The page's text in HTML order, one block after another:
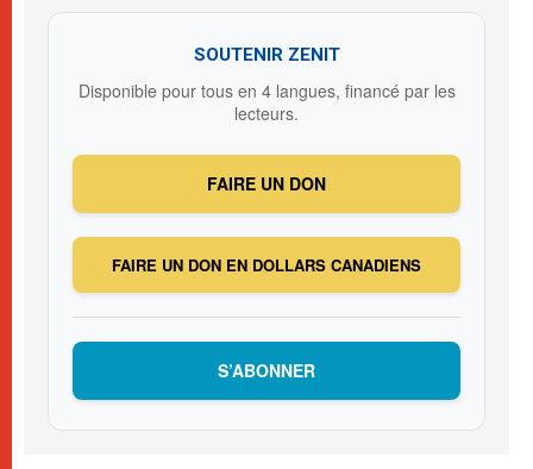
SOUTENIR ZENIT
Disponible pour tous en 4 langues, financé par les
lecteurs.
FAIRE UN DON
FAIRE UN DON EN DOLLARS CANADIENS
S’ABONNER